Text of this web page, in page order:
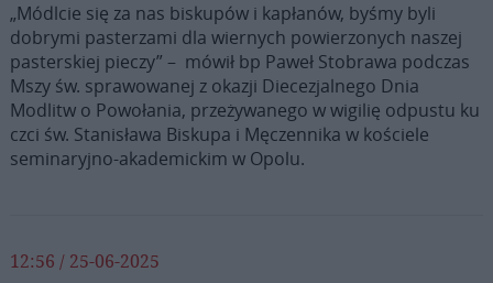
„Módlcie się za nas biskupów i kapłanów, byśmy byli
dobrymi pasterzami dla wiernych powierzonych naszej
pasterskiej pieczy” – mówił bp Paweł Stobrawa podczas
Mszy św. sprawowanej z okazji Diecezjalnego Dnia
Modlitw o Powołania, przeżywanego w wigilię odpustu ku
czci św. Stanisława Biskupa i Męczennika w kościele
seminaryjno-akademickim w Opolu.
12:56 / 25-06-2025